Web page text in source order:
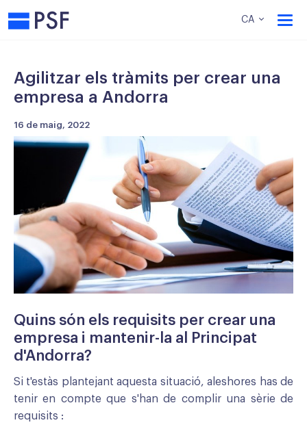
PSF CA
Agilitzar els tràmits per crear una
empresa a Andorra
16 de maig, 2022
Quins són els requisits per crear una
empresa i mantenir-la al Principat
d'Andorra?
Si t'estàs plantejant aquesta situació, aleshores has de
tenir en compte que s'han de complir una sèrie de
requisits :